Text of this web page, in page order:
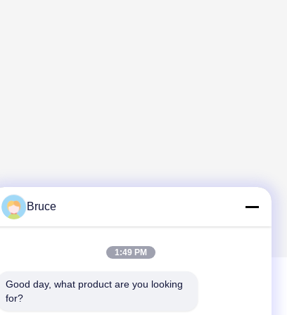
Bruce
1:49 PM
Good day, what product are you looking
for?